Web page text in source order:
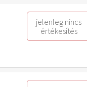
jelenleg nincs
értékesítés